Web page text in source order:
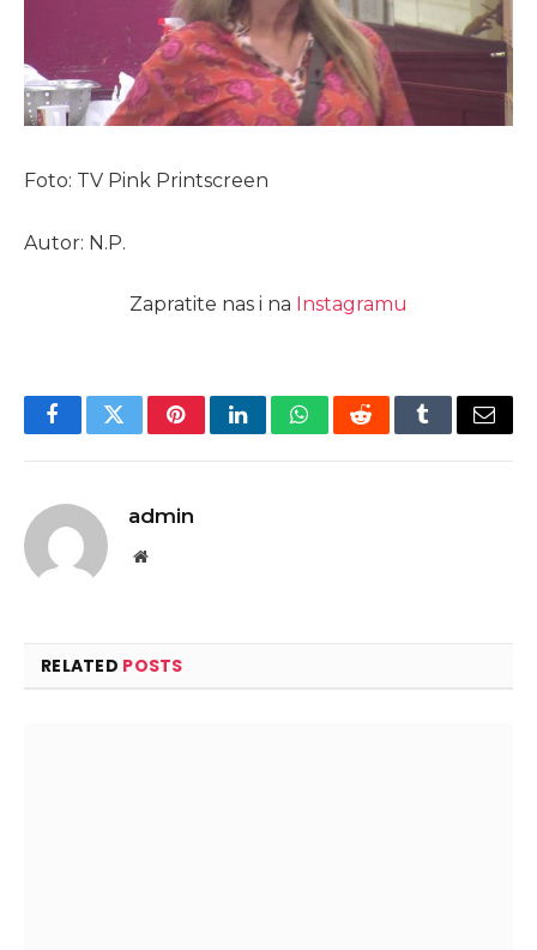
Foto: TV Pink Printscreen
Autor: N.P.
Zapratite nas i na Instagramu
FacebookTwitterPinterestLinkedInWhatsAppRedditTumblrEmail
admin
Website
RELATED POSTS